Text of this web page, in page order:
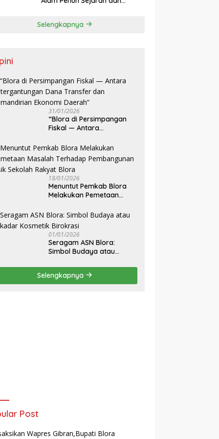
Selengkapnya
31/01/2026
‎“Blora di Persimpangan
Fiskal — Antara
Transfer dan Kemandirian
Ekonomi Daerah”
18/01/2026
‎Menuntut Pemkab Blora
Melakukan Pemetaan
Pembangunan Fisik
Sekolah Rakyat Blora
01/01/2026
‎Seragam ASN Blora:
Simbol Budaya atau
Birokrasi
Selengkapnya
Post